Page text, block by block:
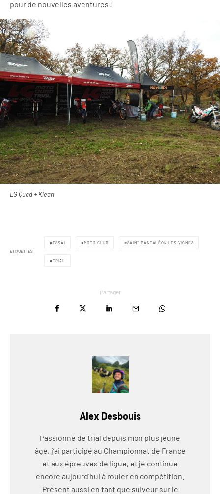
pour de nouvelles aventures !
LG Quad + Klean
ÉTIQUETTES
ESSAI MOTO CLUB SAINT PANTALÉON LES VIGNES
TRIAL
Partager
Alex Desbouis
Passionné de trial depuis mon plus jeune
âge, j’ai participé au Championnat de France
et aux épreuves de ligue, et je continue
encore aujourd’hui à rouler en compétition.
Présent aussi en tant que suiveur sur le